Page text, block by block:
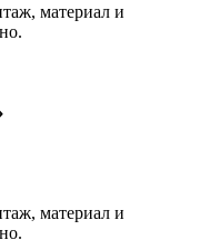
материал и
материал и